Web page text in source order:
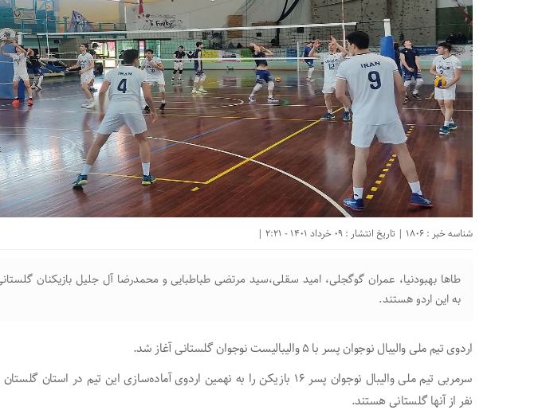
شناسه خبر : 1806 | تاریخ انتشار : 09 خرداد 1401 - 2:21 |
طاها بهبودنیا، عمران گوگجلی، امید سقلی،سید مرتضی طباطبایی و محمدرضا آل‌‍ جلیل بازیکنان
به این اردو هستند.
اردوی تیم ملی والیبال نوجوان پسر با ۵ والیبالیست نوجوان گلستانی آغاز شد.
نفر از آنها گلستانی هستند.